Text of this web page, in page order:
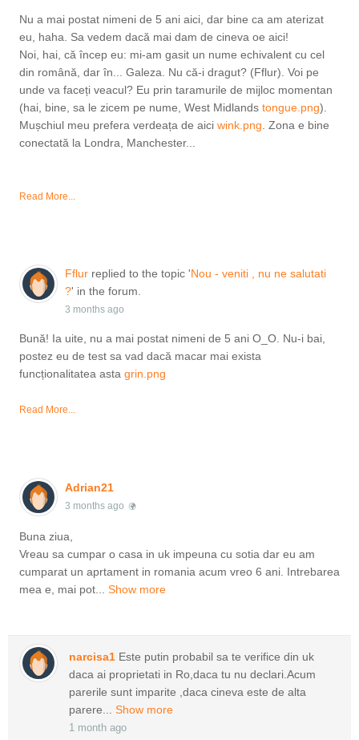
Nu a mai postat nimeni de 5 ani aici, dar bine ca am aterizat
eu, haha. Sa vedem dacă mai dam de cineva oe aici!
Noi, hai, că încep eu: mi-am gasit un nume echivalent cu cel
din română, dar în... Galeza. Nu că-i dragut? (Fflur). Voi pe
unde va faceți veacul? Eu prin taramurile de mijloc momentan
(hai, bine, sa le zicem pe nume, West Midlands tongue.png).
Mușchiul meu prefera verdeața de aici wink.png. Zona e bine
conectată la Londra, Manchester...
Read More...
Fflurreplied to the topic 'Nou - veniti , nu ne salutati
?' in the forum.
3 months ago
Bună! Ia uite, nu a mai postat nimeni de 5 ani O_O. Nu-i bai,
postez eu de test sa vad dacă macar mai exista
funcționalitatea asta grin.png
Read More...
Adrian21
3 months ago
Buna ziua,
Vreau sa cumpar o casa in uk impeuna cu sotia dar eu am
cumparat un aprtament in romania acum vreo 6 ani. Intrebarea
mea e, mai pot... Show more
narcisa1 Este putin probabil sa te verifice din uk
daca ai proprietati in Ro,daca tu nu declari.Acum
parerile sunt imparite ,daca cineva este de alta
parere... Show more
1 month ago